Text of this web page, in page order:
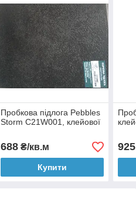
Пробкова підлога Pebbles
Storm C21W001, клейової
688₴/кв.м
Купити
925